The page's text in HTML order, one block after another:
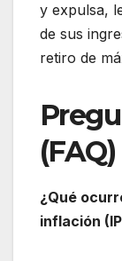
y expulsa,
de sus
retiro de
(FAQ)
¿Qué
inflación